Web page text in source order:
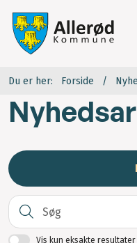
Du er her: Forside
Vis kun eksakte resultater